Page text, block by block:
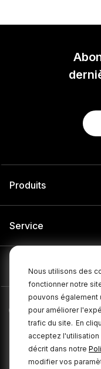
Nous utilisons des
fonctionner notre
pouvons également
pour améliorer
trafic du site. En
acceptez
décrit dans notre
modifier vos
Produits
Service
Entreprise